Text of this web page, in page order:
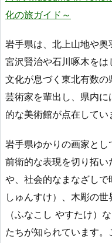
化の旅ガイド～
岩手県は、北上山地や奥
宮沢賢治や石川啄木を
文化が息づく東北有数
芸術家を輩出し、県内
的な美術館が点在してい
岩手県ゆかりの画家と
前衛的な表現を切り拓い
や、社会的なまなざし
しゅんすけ）、木彫の
（ふなこし やすたけ）
たちが知られています